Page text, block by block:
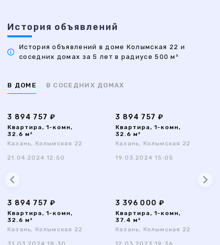
История объявлений
История объявлений в доме Колымская 22 и
соседних домах за 5 лет в радиусе 500 м²
В ДОМЕ В СОСЕДНИХ ДОМАХ
3 894 757 ₽
Квартира, 1-комн,
32.6 м²
Казань, Колымская 22
21.04.2024 12:50
3 894 757 ₽
Квартира, 1-комн,
32.6 м²
Казань, Колымская 22
19.03.2024 15:05
3 894 757 ₽
Квартира, 1-комн,
32.6 м²
Казань, Колымская 22
31.03.2024 18:30
3 396 000 ₽
Квартира, 1-комн,
37.4 м²
Казань, Колымская 22
12.03.2023 19:36